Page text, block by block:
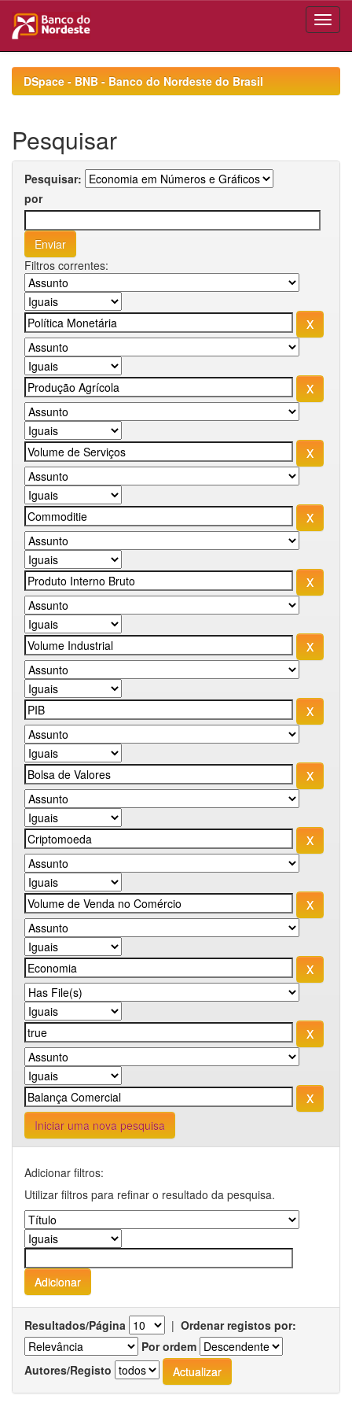
navigationDSpace - BNB - Banco do Nordeste do Brasil
Pesquisar
Pesquisar:
por
Filtros correntes:
Iniciar uma nova pesquisa
Adicionar filtros:
Utilizar filtros para refinar o resultado da pesquisa.
Resultados/Página | Ordenar registos por:
Por ordem
Autores/Registo